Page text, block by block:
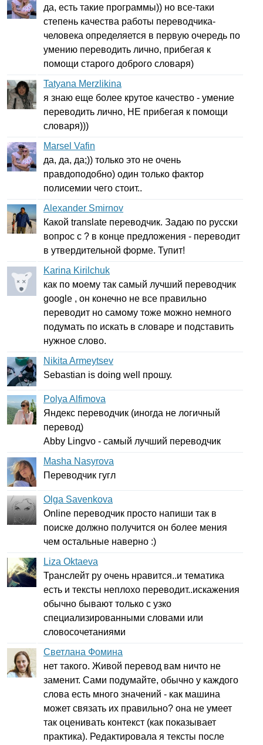
да, есть такие программы)) но все-таки
степень качества работы переводчика-
человека определяется в первую очередь по
умению переводить лично, прибегая к
помощи старого доброго словаря)
Tatyana Merzlikina
я знаю еще более крутое качество - умение
переводить лично, НЕ прибегая к помощи
словаря)))
Marsel Vafin
да, да, да;)) только это не очень
правдоподобно) один только фактор
полисемии чего стоит..
Alexander Smirnov
Какой translate переводчик. Задаю по русски
вопрос с ? в конце предложения - переводит
в утвердительной форме. Тупит!
Karina Kirilchuk
как по моему так самый лучший переводчик
google , он конечно не все правильно
переводит но самому тоже можно немного
подумать по искать в словаре и подставить
нужное слово.
Nikita Armeytsev
Sebastian is doing well прошу.
Polya Alfimova
Яндекс переводчик (иногда не логичный
перевод)
Abby Lingvo - самый лучший переводчик
Masha Nasyrova
Переводчик гугл
Olga Savenkova
Online переводчик просто напиши так в
поиске должно получится он более мения
чем остальные наверно :)
Liza Oktaeva
Транслейт ру очень нравится..и тематика
есть и тексты неплохо переводит..искажения
обычно бывают только с узко
специализированными словами или
словосочетаниями
Светлана Фомина
нет такого. Живой перевод вам ничто не
заменит. Сами подумайте, обычно у каждого
слова есть много значений - как машина
может связать их правильно? она не умеет
так оценивать контекст (как показывает
практика). Редактировала я тексты после